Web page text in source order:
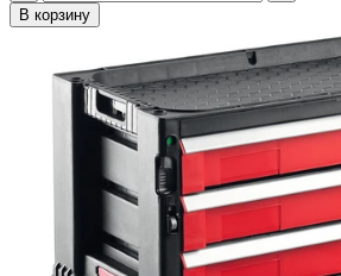
В корзину